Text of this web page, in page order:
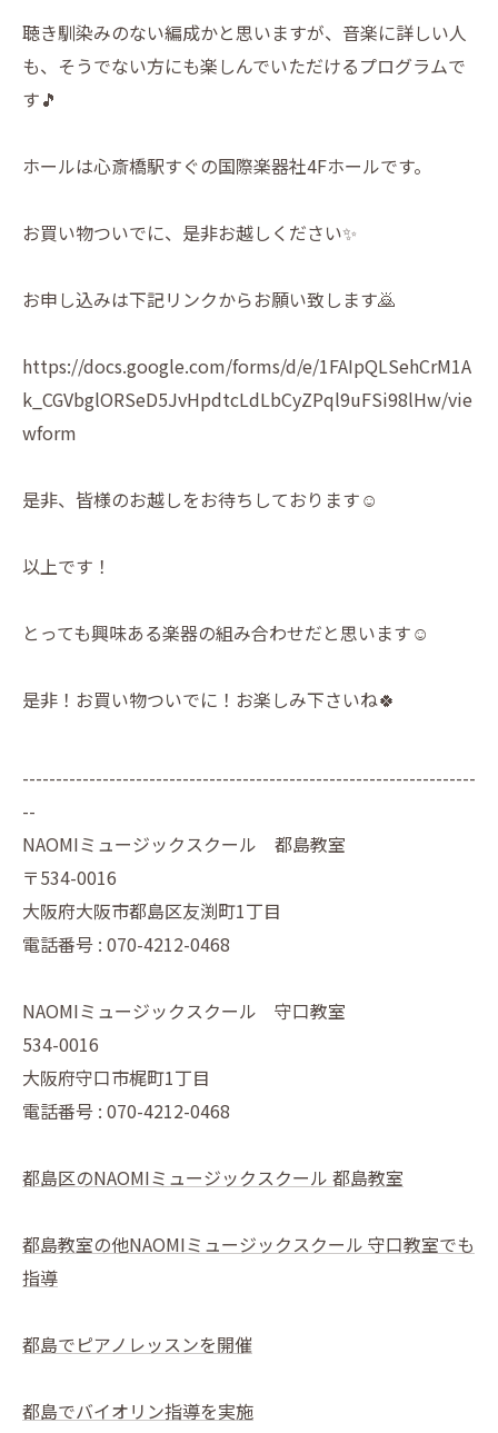
聴き馴染みのない編成かと思いますが、音楽に詳しい人
も、そうでない方にも楽しんでいただけるプログラムで
す🎵
ホールは心斎橋駅すぐの国際楽器社4Fホールです。
お買い物ついでに、是非お越しください✨
お申し込みは下記リンクからお願い致します🙇
https://docs.google.com/forms/d/e/1FAIpQLSehCrM1A
k_CGVbglORSeD5JvHpdtcLdLbCyZPql9uFSi98lHw/vie
wform
是非、皆様のお越しをお待ちしております☺️
以上です！
とっても興味ある楽器の組み合わせだと思います☺️
是非！お買い物ついでに！お楽しみ下さいね🍀
--------------------------------------------------------------------
--
NAOMIミュージックスクール 都島教室
〒534-0016
大阪府大阪市都島区友渕町1丁目
電話番号 : 070-4212-0468
NAOMIミュージックスクール 守口教室
534-0016
大阪府守口市梶町1丁目
電話番号 : 070-4212-0468
都島区のNAOMIミュージックスクール 都島教室
都島教室の他NAOMIミュージックスクール 守口教室でも
指導
都島でピアノレッスンを開催
都島でバイオリン指導を実施